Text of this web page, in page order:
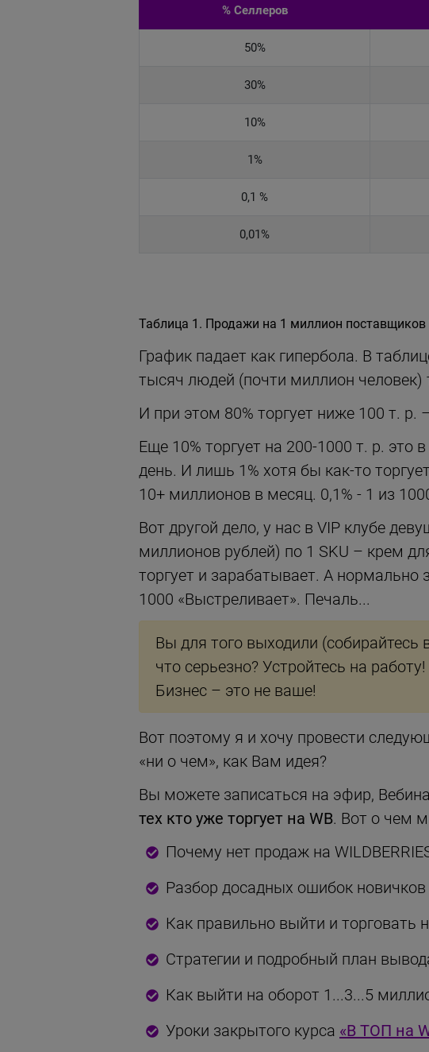
% Селлеров
50%
30%
10%
1%
0,1 %
0,01%
Таблица 1. Продажи на 1 миллион поставщиков
График падает как гипербола. В
тысяч людей (почти миллион
И при этом 80% торгует ниже 100 т.
Еще 10% торгует на 200-1000 т. р. это
день. И лишь 1% хотя бы как-то
10+ миллионов в месяц. 0,1% - 1 из
Вот другой дело, у нас в VIP клубе
миллионов рублей) по 1 SKU – крем
торгует и зарабатывает. А нормально
1000 «Выстреливает». Печаль...
Вы для того выходили (собирайтесь
что серьезно? Устройтесь на
Бизнес – это не ваше!
Вот поэтому я и хочу провести
«ни о чем», как Вам идея?
Вы можете записаться на эфир,
тех кто уже торгует на WB. Вот о чем
Почему нет продаж на
Разбор досадных ошибок новичков
Как правильно выйти и торговать
Стратегии и подробный план
Как выйти на оборот 1...3...5
Уроки закрытого курса «В ТОП на